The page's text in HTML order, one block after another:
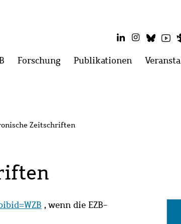
LinkedInInstagram
Menü
Forschung Menü
Publikationen Menü
Zeitschriften
, wenn die EZB-